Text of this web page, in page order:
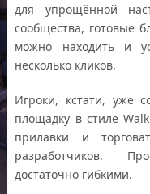
для упрощённой
сообщества, готовые
можно находить и
несколько кликов.
Игроки, кстати, уже
площадку в стиле
прилавки и
разработчиков.
достаточно гибкими.